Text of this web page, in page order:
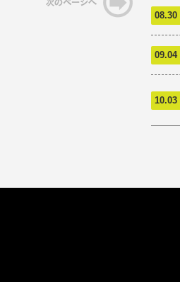
08.30
09.04
10.03